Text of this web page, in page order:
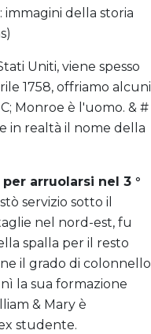
immagini della storia
Uniti, viene spesso
1758, offriamo alcuni
Monroe è l'uomo. & #
in realtà il nome della
arruolarsi nel 3 °
servizio sotto il
nel nord-est, fu
spalla per il resto
il grado di colonnello
la sua formazione
& Mary è
studente.